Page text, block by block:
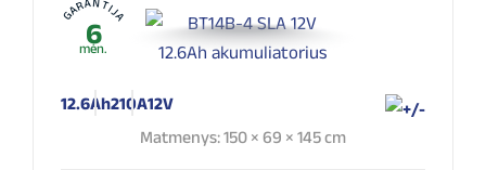
GARANTIJA
6
mėn.
12.6Ah210A12V
Matmenys: 150 × 69 × 145 cm